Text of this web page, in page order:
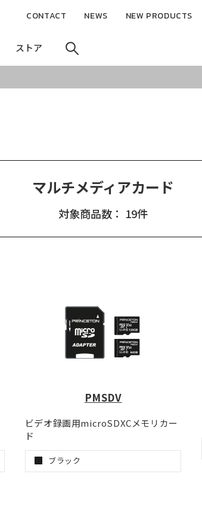
ストア
ストア
CONTACT NEWS NEW PRODUCTS
マルチメディアカード
対象商品数： 19件
PMSDV
ビデオ録画用microSDXCメモリカー
ド
ブラック